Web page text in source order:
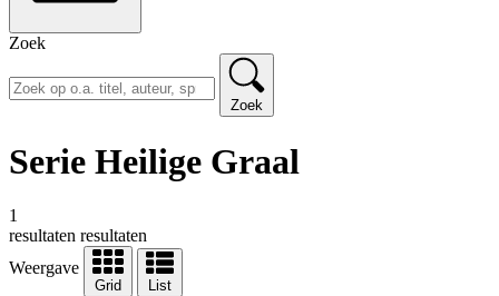
Zoek
Zoek
Serie Heilige Graal
1
resultaten resultaten
Weergave
Grid List